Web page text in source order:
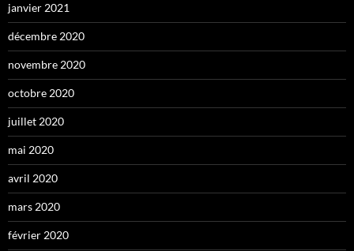
janvier 2021
décembre 2020
novembre 2020
octobre 2020
juillet 2020
mai 2020
avril 2020
mars 2020
février 2020